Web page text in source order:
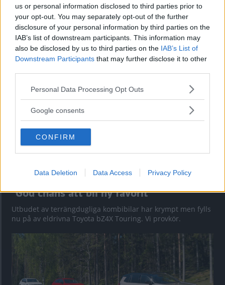
us or personal information disclosed to third parties prior to
your opt-out. You may separately opt-out of the further
disclosure of your personal information by third parties on the
IAB’s list of downstream participants. This information may
also be disclosed by us to third parties on the IAB’s List of
Downstream Participants that may further disclose it to other
Please note that this website/app uses one or more Google
not limited to your visit or usage behaviour. You may click to
use your data for below specified purposes in below Google
consent section.
Personal Data Processing Opt Outs
Google consents
CONFIRM
Data Deletion Data Access Privacy Policy
Kia utmanar i kombiklassen – blir omkörd
av ”gamlingen”
Nykomlingen fälls av en besvärande nackdel.
”God chans att bli ny favorit”
Utbudet av terrängdugliga kombibilar har krympt men fylls
nu på av eldrivna Toyota bZ4X Touring. Vi provkör.